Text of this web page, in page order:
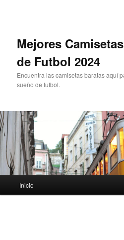
Mejores
de Futbol 2024
Encuentra las camisetas baratas aquí
sueño de futbol.
principal
Inicio